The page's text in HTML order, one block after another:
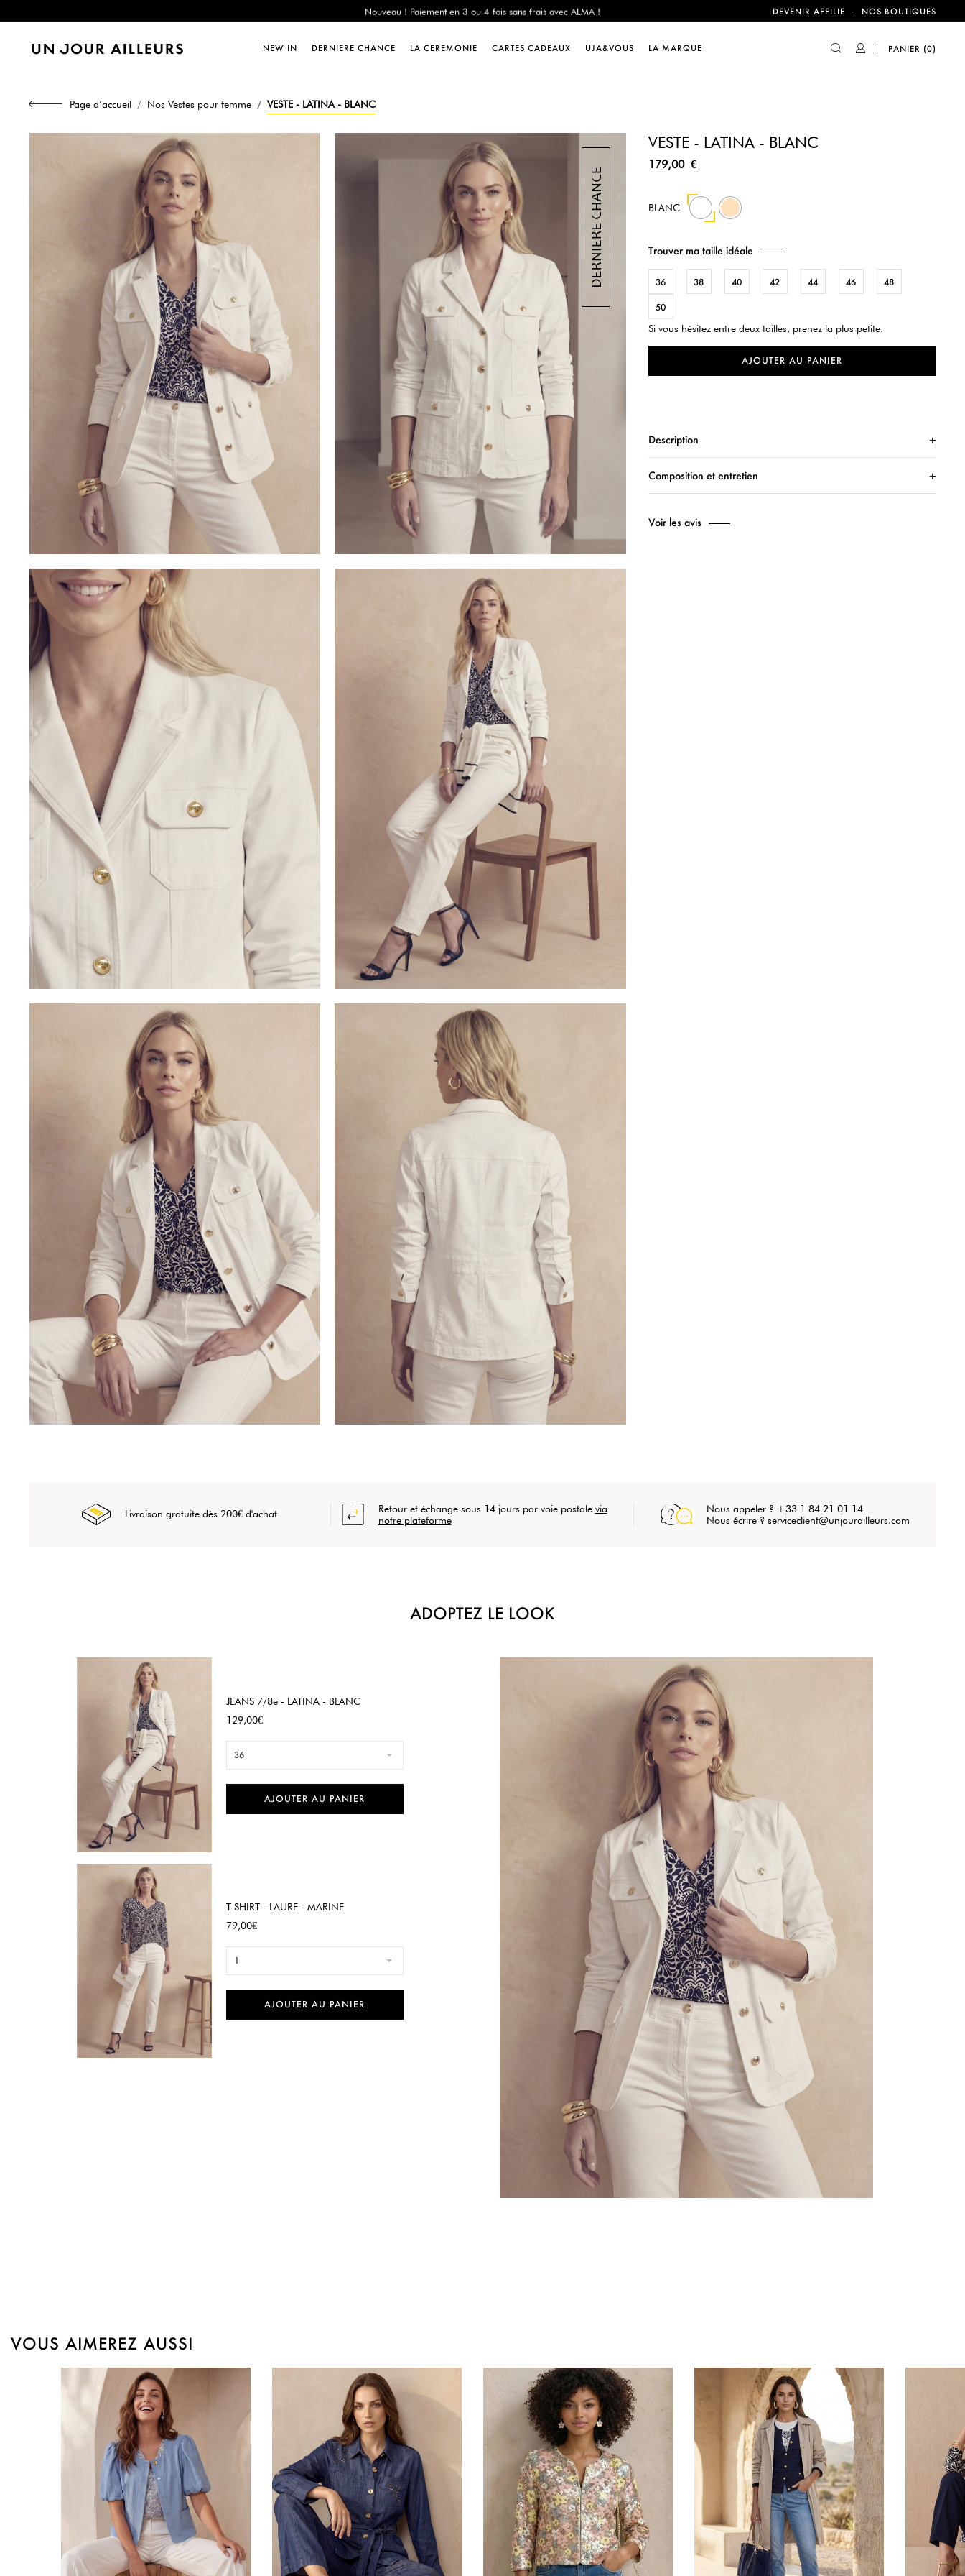
Dernière Chance : -60% sur une sélection jusqu'au 23/08 en vous connectant à votre compte !
Livraison offerte dès 200€ d'achat
Dernière Chance : -60% sur une sélection jusqu'au 23/08 en vous connectant à votre compte !
DEVENIR AFFILIE - NOS BOUTIQUES
NEW IN DERNIERE CHANCE LA CEREMONIE CARTES CADEAUX UJA&VOUS LA MARQUE PANIER (0)
Page d’accueil Nos Vestes pour femme VESTE - LATINA - BLANC
VESTE - LATINA - BLANC
179,00 €
BLANC 138
Trouver ma taille idéale
36 38 40 42 44 46 48
50
Si vous hésitez entre deux tailles, prenez la plus petite.
AJOUTER AU PANIER
Description
Composition et entretien
Voir les avis
Livraison gratuite dès 200€ d'achat Retour et échange sous 14 jours par voie postale via
notre plateforme
Nous appeler ? +33 1 84 21 01 14
Nous écrire ? serviceclient@unjourailleurs.com
ADOPTEZ LE LOOK
 Aperçu rapide
JEANS 7/8e - LATINA - BLANC
Prix
129,00€
36
AJOUTER AU PANIER
T-SHIRT - LAURE - MARINE
Prix
79,00€
1
AJOUTER AU PANIER
VOUS AIMEREZ AUSSI